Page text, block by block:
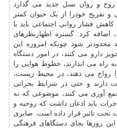
روح و روان نسل جدید می گذارد
و تفریح خودرا از یک حیوان کمتر
کاهش فشار روانی اجتماعی باید با
اضافه کرد: گستره اظهارنظرهای
محدودتر شود چونکه امروزه این
دارو می کنند، در امور دستگاه
راه می اندازند، خطوط هوایی را
رواج می دهند، در محیط زیست،
دارند و حتی در شرایط بحرانی
آوری می کنند، موضوعی که نه
باید اذعان داشت که روحیه و
تحت تاثیر قرار داده است. صابری
این روزها بجای دستگاهای فرهنگی